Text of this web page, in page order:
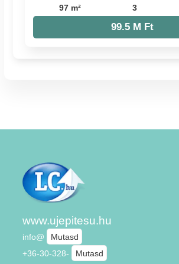
97 m² 3
99.5 M Ft
www.ujepitesu.hu
info@
Mutasd
+36-30-328-
Mutasd